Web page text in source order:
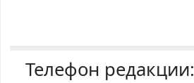
Телефон редакции: